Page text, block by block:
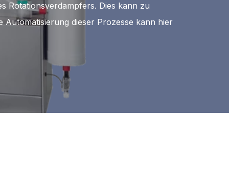
Rotationsverdampfers. Dies kann zu
Automatisierung dieser Prozesse kann hier